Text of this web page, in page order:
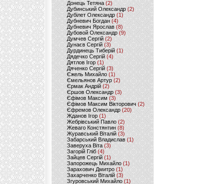
Донець Тетяна (2)
Дубинський Олександр(2)
Дубілет Олександр (1)
Дубневич Богдан (4)
Дубневич Ярослав (8)
Дубовой Олександр(9)
Думчев Сергій (2)
Дунаєв Сергій(3)
Дурдинець Тиберій (1)
Дядечко Сергій (4)
Дятлов Ігор (1)
Дяченко Сергій (3)
Єжель Михайло (1)
Ємельянов Артур (2)
Єрмак Андрій (2)
Єршов Олександр (3)
Єфімов Максим (3)
Єфімов Максим Вікторович (2)
Єфремов Олександр (20)
Жданов Ігор (1)
Жебрівський Павло (2)
Жеваго Констянтин (8)
Журавський Віталій (3)
Забарський Владислав (1)
Заверуха Віта (3)
Загорій Гліб (4)
Зайцев Сергій(1)
Запорожець Михайло (1)
Зарахович Дмитро (1)
Захарченко Віталій (3)
Згуровський Михайло (1)